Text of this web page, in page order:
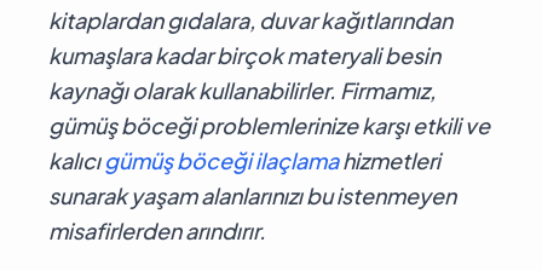
kitaplardan gıdalara, duvar kağıtlarından
kumaşlara kadar birçok materyali besin
kaynağı olarak kullanabilirler. Firmamız,
gümüş böceği problemlerinize karşı etkili ve
kalıcıgümüş böceği ilaçlamahizmetleri
sunarak yaşam alanlarınızı bu istenmeyen
misafirlerden arındırır.